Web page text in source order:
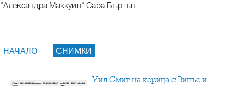
"Александра Маккуин" Сара Бъртън.
НАЧАЛО СНИМКИ
Уил Смит на корица с Винъс и